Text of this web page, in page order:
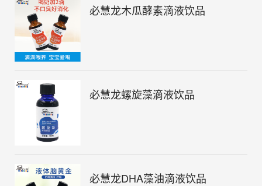
必慧龙木瓜酵素滴液饮品
必慧龙螺旋藻滴液饮品
必慧龙DHA藻油滴液饮品